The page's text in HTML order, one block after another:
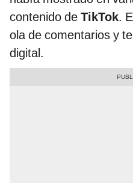
contenido de TikTok.
ola de comentarios y
digital.